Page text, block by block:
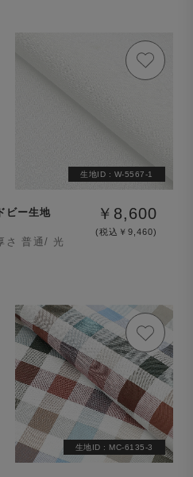
生地ID : W-5567-1
ビー生地
さ 普通/ 光
￥8,600
(税込￥9,460)
生地ID : MC-6135-3